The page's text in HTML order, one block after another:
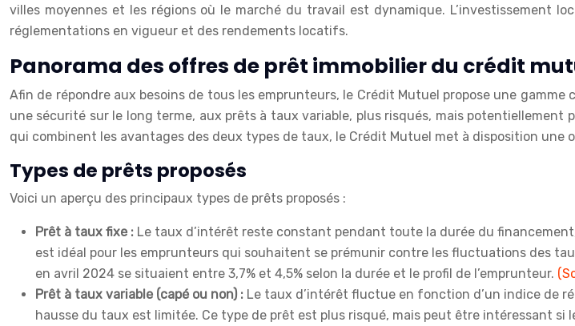
villes moyennes et les régions où le marché du travail est dynamique. L’investissement
réglementations en vigueur et des rendements locatifs.
Panorama des offres de prêt immobilier du crédit
Afin de répondre aux besoins de tous les emprunteurs, le Crédit Mutuel propose une
une sécurité sur le long terme, aux prêts à taux variable, plus risqués, mais
qui combinent les avantages des deux types de taux, le Crédit Mutuel met à disposition une
Types de prêts proposés
Voici un aperçu des principaux types de prêts proposés :
Prêt à taux fixe : Le taux d’intérêt reste constant pendant toute la durée du
est idéal pour les emprunteurs qui souhaitent se prémunir contre les fluctuations des
en avril 2024 se situaient entre 3,7% et 4,5% selon la durée et le profil de l’emprunteur.
Prêt à taux variable (capé ou non) : Le taux d’intérêt fluctue en fonction d’un indice de
hausse du taux est limitée. Ce type de prêt est plus risqué, mais peut être intéressant si